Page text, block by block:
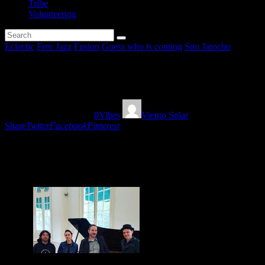
Tribe
Volunteering
Eclectic Free Jazz Fusion Guess who is coming Son Jarocho
0Vibes
Viento Solar
ShareTwiterFacebookPinterest